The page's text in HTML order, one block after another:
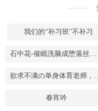
我们的“补习班”不补习
石中花-催眠洗脑成堕落丝袜母狗奴隶的女大学生
欲求不满の单身体
春宵吟